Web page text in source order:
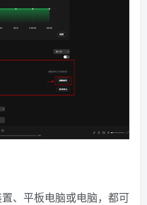
、平板电脑或电脑，都可